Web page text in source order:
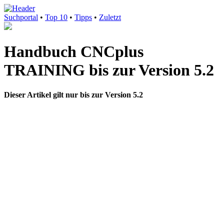
Suchportal • Top 10 • Tipps • Zuletzt
Handbuch CNCplus
TRAINING bis zur Version 5.2
Dieser Artikel gilt nur bis zur Version 5.2